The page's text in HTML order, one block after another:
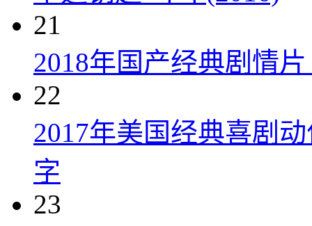
21
2018年国产经典剧情
22
2017年美国经典喜剧
字
23